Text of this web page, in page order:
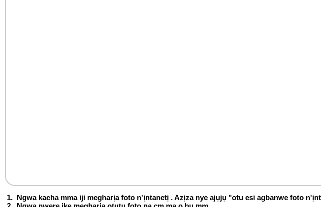
Ngwa kacha mma iji megharịa foto n'ịntanetị . Azịza nye ajụjụ "otu esi agbanwe foto